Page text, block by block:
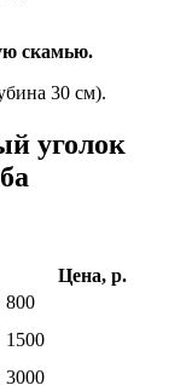
скамью.
30 см).
уголок
Цена, р.
800
1500
3000